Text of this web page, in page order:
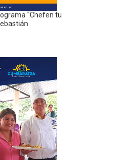
“Chefen tu